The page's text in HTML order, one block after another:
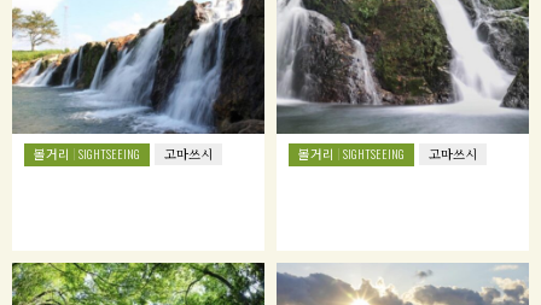
볼거리 SIGHTSEEING 고마쓰시 볼거리 SIGHTSEEING 고마쓰시